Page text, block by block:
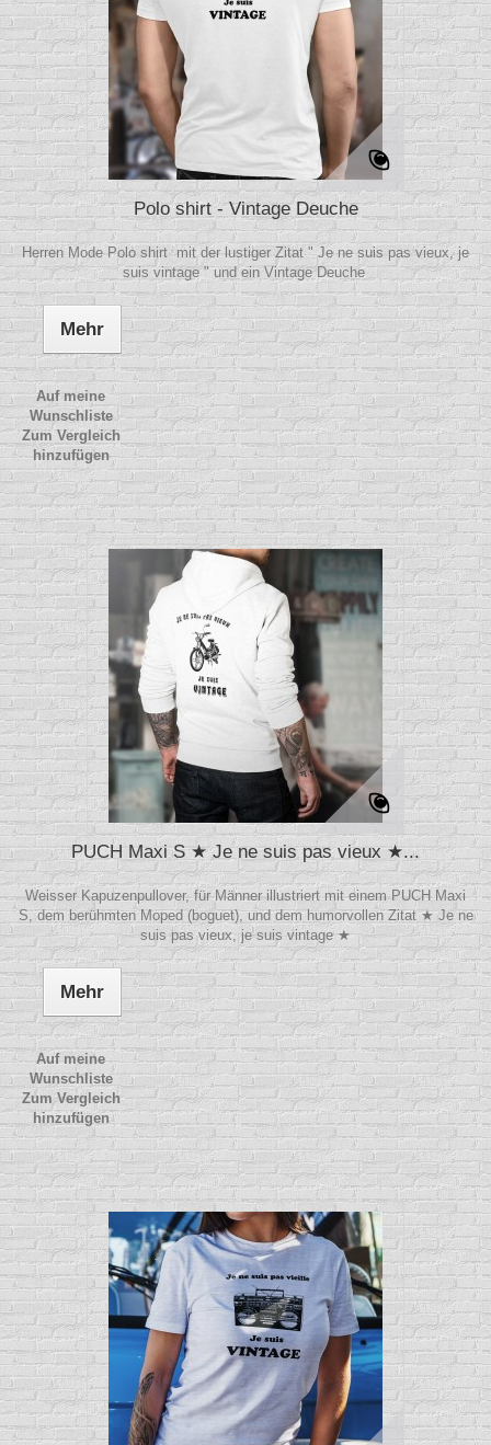
Polo shirt - Vintage Deuche
Herren Mode Polo shirt mit der lustiger Zitat " Je ne suis pas vieux, je
suis vintage " und ein Vintage Deuche
Mehr
Auf meine
Wunschliste
Zum Vergleich
hinzufügen
PUCH Maxi S ★ Je ne suis pas vieux ★...
Weisser Kapuzenpullover, für Männer illustriert mit einem PUCH Maxi
S, dem berühmten Moped (boguet), und dem humorvollen Zitat ★ Je ne
suis pas vieux, je suis vintage ★
Mehr
Auf meine
Wunschliste
Zum Vergleich
hinzufügen